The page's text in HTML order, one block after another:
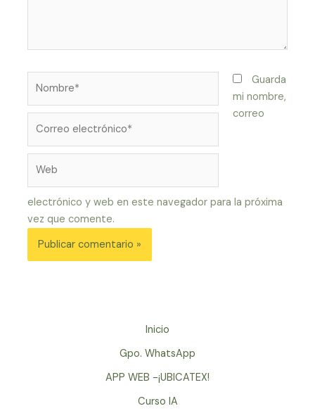
Guarda
mi nombre,
correo
electrónico y web en este navegador para la próxima
vez que comente.
Inicio
Gpo. WhatsApp
APP WEB -¡UBICATEX!
Curso IA